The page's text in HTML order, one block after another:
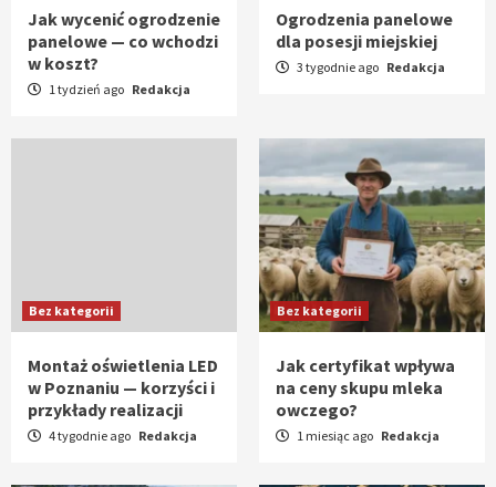
Jak wycenić ogrodzenie
panelowe — co wchodzi
w koszt?
1 tydzień ago Redakcja
Ogrodzenia panelowe
dla posesji miejskiej
3 tygodnie ago Redakcja
Bez kategorii
Montaż oświetlenia LED
w Poznaniu — korzyści i
przykłady realizacji
4 tygodnie ago Redakcja
Bez kategorii
Jak certyfikat wpływa
na ceny skupu mleka
owczego?
1 miesiąc ago Redakcja